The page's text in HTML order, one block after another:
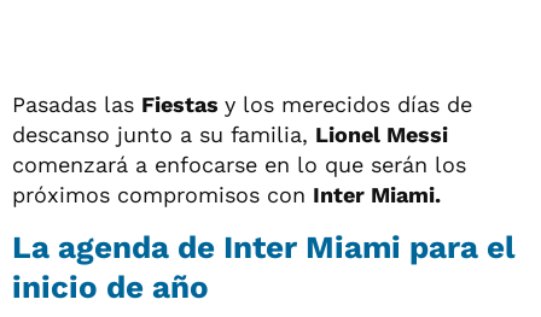
Pasadas las Fiestas y los merecidos días de
descanso junto a su familia, Lionel Messi
comenzará a enfocarse en lo que serán los
próximos compromisos con Inter Miami.
La agenda de Inter Miami para el
inicio de año